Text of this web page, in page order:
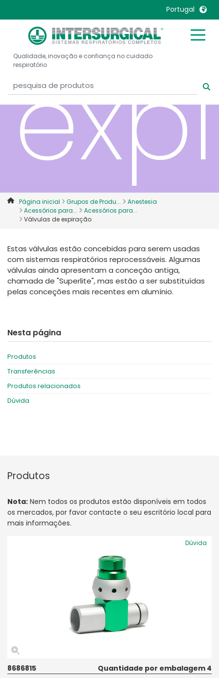
Portugal
United Kingdom
United States
België, Nederlands
Belgique, Français
Canada, English
Canada, Français
China
Denmark
Deutschland
España
Malaysia
Mexico
Nederlands
Norway
Russia
International English
Qualidade, inovação e confiança no cuidado
respiratório
Página inicial Grupos de Produ...
Anestesia
Acessórios para...
Acessórios para...
Válvulas de expiração
Estas válvulas estão concebidas para serem usadas
com sistemas respiratórios reprocessáveis. Algumas
válvulas ainda apresentam a conceção antiga,
chamada de "Superlite", mas estão a ser substituídas
pelas conceções mais recentes em alumínio.
Nesta página
Produtos
Transferências
Produtos relacionados
Dúvida
Produtos
Nota: Nem todos os produtos estão disponíveis em todos
os mercados, por favor contacte o seu escritório local para
mais informações.
Dúvida
8686815
Quantidade por embalagem 4